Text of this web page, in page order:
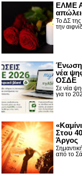
ΕΛΜΕ
Το ΔΣ
την
Ένωση
νέα
ΟΣΔΕ
Σε νέα
για το
Στου
Άργος
από το